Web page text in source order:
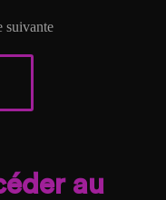
suivante
au